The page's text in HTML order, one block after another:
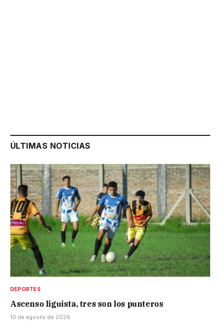
ÚLTIMAS NOTICIAS
DEPORTES
Ascenso liguista, tres son los punteros
10 de agosto de 2026